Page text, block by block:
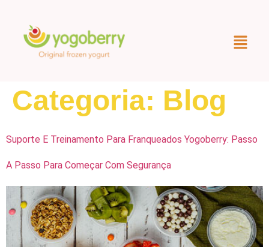
Categoria: Blog
Suporte E Treinamento Para Franqueados Yogoberry: Passo
A Passo Para Começar Com Segurança